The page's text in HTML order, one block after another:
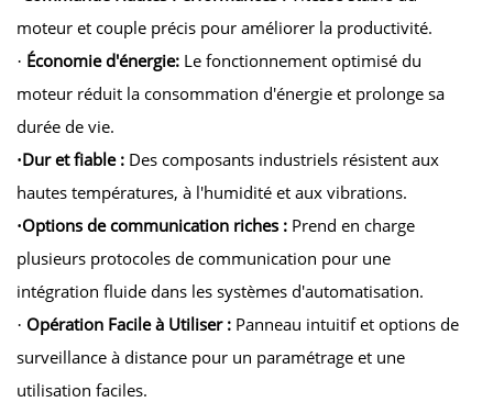
moteur et couple précis pour améliorer la productivité.
· Économie d'énergie: Le fonctionnement optimisé du
moteur réduit la consommation d'énergie et prolonge sa
durée de vie.
·Dur et fiable : Des composants industriels résistent aux
hautes températures, à l'humidité et aux vibrations.
·Options de communication riches : Prend en charge
plusieurs protocoles de communication pour une
intégration fluide dans les systèmes d'automatisation.
· Opération Facile à Utiliser : Panneau intuitif et options de
surveillance à distance pour un paramétrage et une
utilisation faciles.